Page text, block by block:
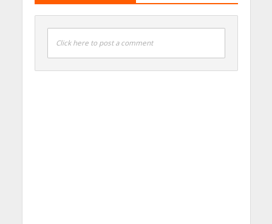
Click here to post a comment